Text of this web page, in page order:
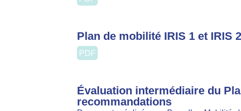
PDF
recommandations
Documents réalisés par Bruxelles Mobilité